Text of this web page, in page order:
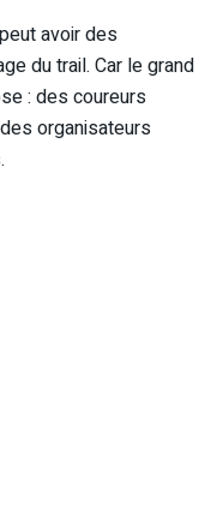
avoir des
du trail. Car le grand
: des coureurs
organisateurs